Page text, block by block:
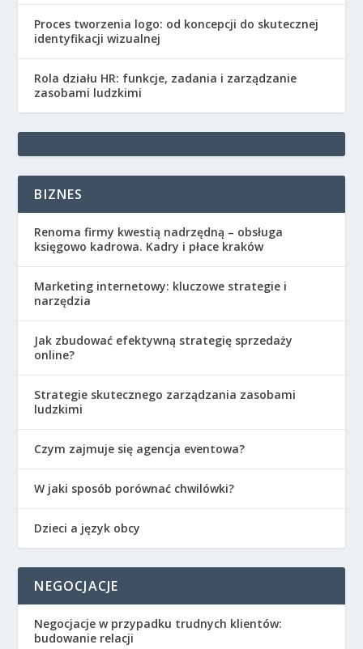
Proces tworzenia logo: od koncepcji do skutecznej
identyfikacji wizualnej
Rola działu HR: funkcje, zadania i zarządzanie
zasobami ludzkimi
BIZNES
Renoma firmy kwestią nadrzędną – obsługa
księgowo kadrowa. Kadry i płace kraków
Marketing internetowy: kluczowe strategie i
narzędzia
Jak zbudować efektywną strategię sprzedaży
online?
Strategie skutecznego zarządzania zasobami
ludzkimi
Czym zajmuje się agencja eventowa?
W jaki sposób porównać chwilówki?
Dzieci a język obcy
NEGOCJACJE
Negocjacje w przypadku trudnych klientów:
budowanie relacji